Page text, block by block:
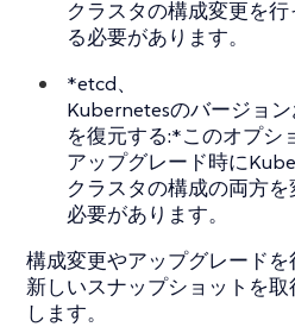
クラスタの構成変更を
る必要があります。
*etcd、
Kubernetesのバージョ
を復元する:*このオプシ
アップグレード時に
クラスタの構成の両方
必要があります。
構成変更やアップグレードを
新しいスナップショットを
します。